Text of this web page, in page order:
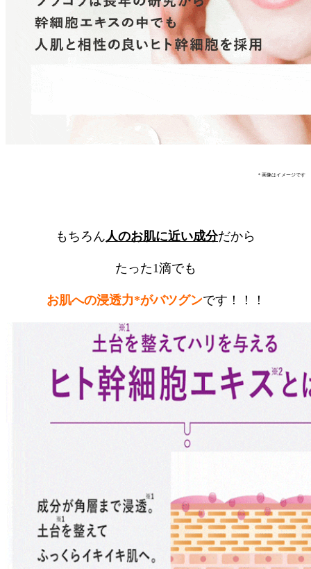
＊画像はイメージです
もちろん人のお肌に近い成分だから
たった1滴でも
お肌への浸透力*がバツグンです！！！